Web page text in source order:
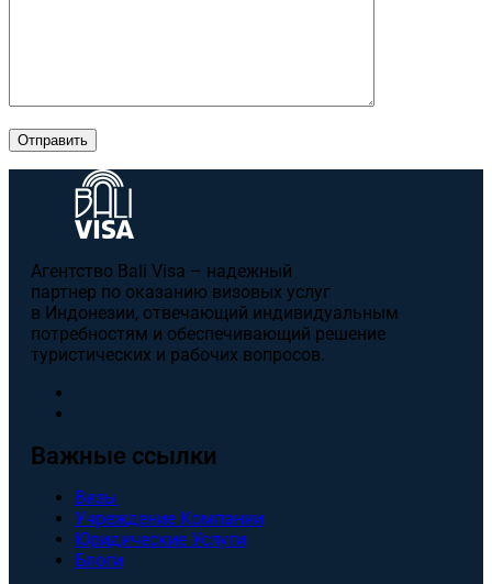
Отправить
Агентство Bali Visa – надежный
партнер по оказанию визовых услуг
в Индонезии, отвечающий индивидуальным
потребностям и обеспечивающий решение
туристических и рабочих вопросов.
Важные ссылки
Визы
Учреждение Компании
Юридические Услуги
Блоги